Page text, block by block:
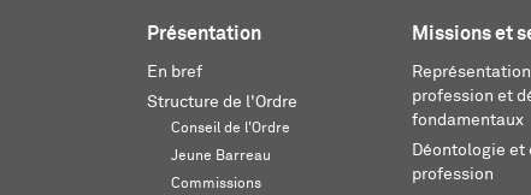
Présentation
En bref
Structure de l'Ordre
Conseil de l'Ordre
Jeune Barreau
Commissions
Missions et
profession et
fondamentaux
Déontologie et
profession